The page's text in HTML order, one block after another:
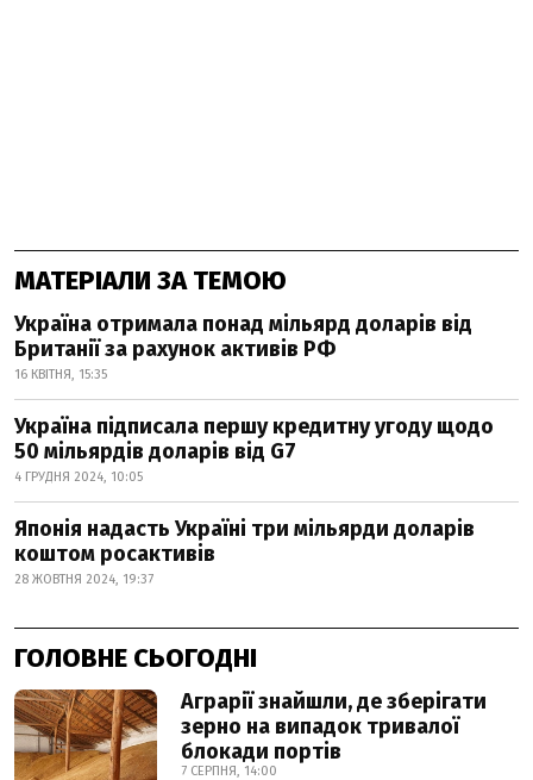
МАТЕРІАЛИ ЗА ТЕМОЮ
Україна отримала понад мільярд доларів від
Британії за рахунок активів РФ
16 КВІТНЯ, 15:35
Україна підписала першу кредитну угоду щодо
50 мільярдів доларів від G7
4 ГРУДНЯ 2024, 10:05
Японія надасть Україні три мільярди доларів
коштом росактивів
28 ЖОВТНЯ 2024, 19:37
ГОЛОВНЕ СЬОГОДНІ
Аграрії знайшли, де зберігати
зерно на випадок тривалої
блокади портів
7 СЕРПНЯ, 14:00